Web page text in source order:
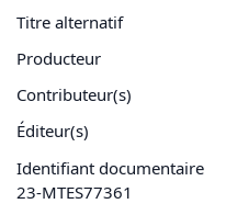
Titre alternatif
Producteur
Contributeur(s)
Éditeur(s)
Identifiant documentaire
23-MTES77361